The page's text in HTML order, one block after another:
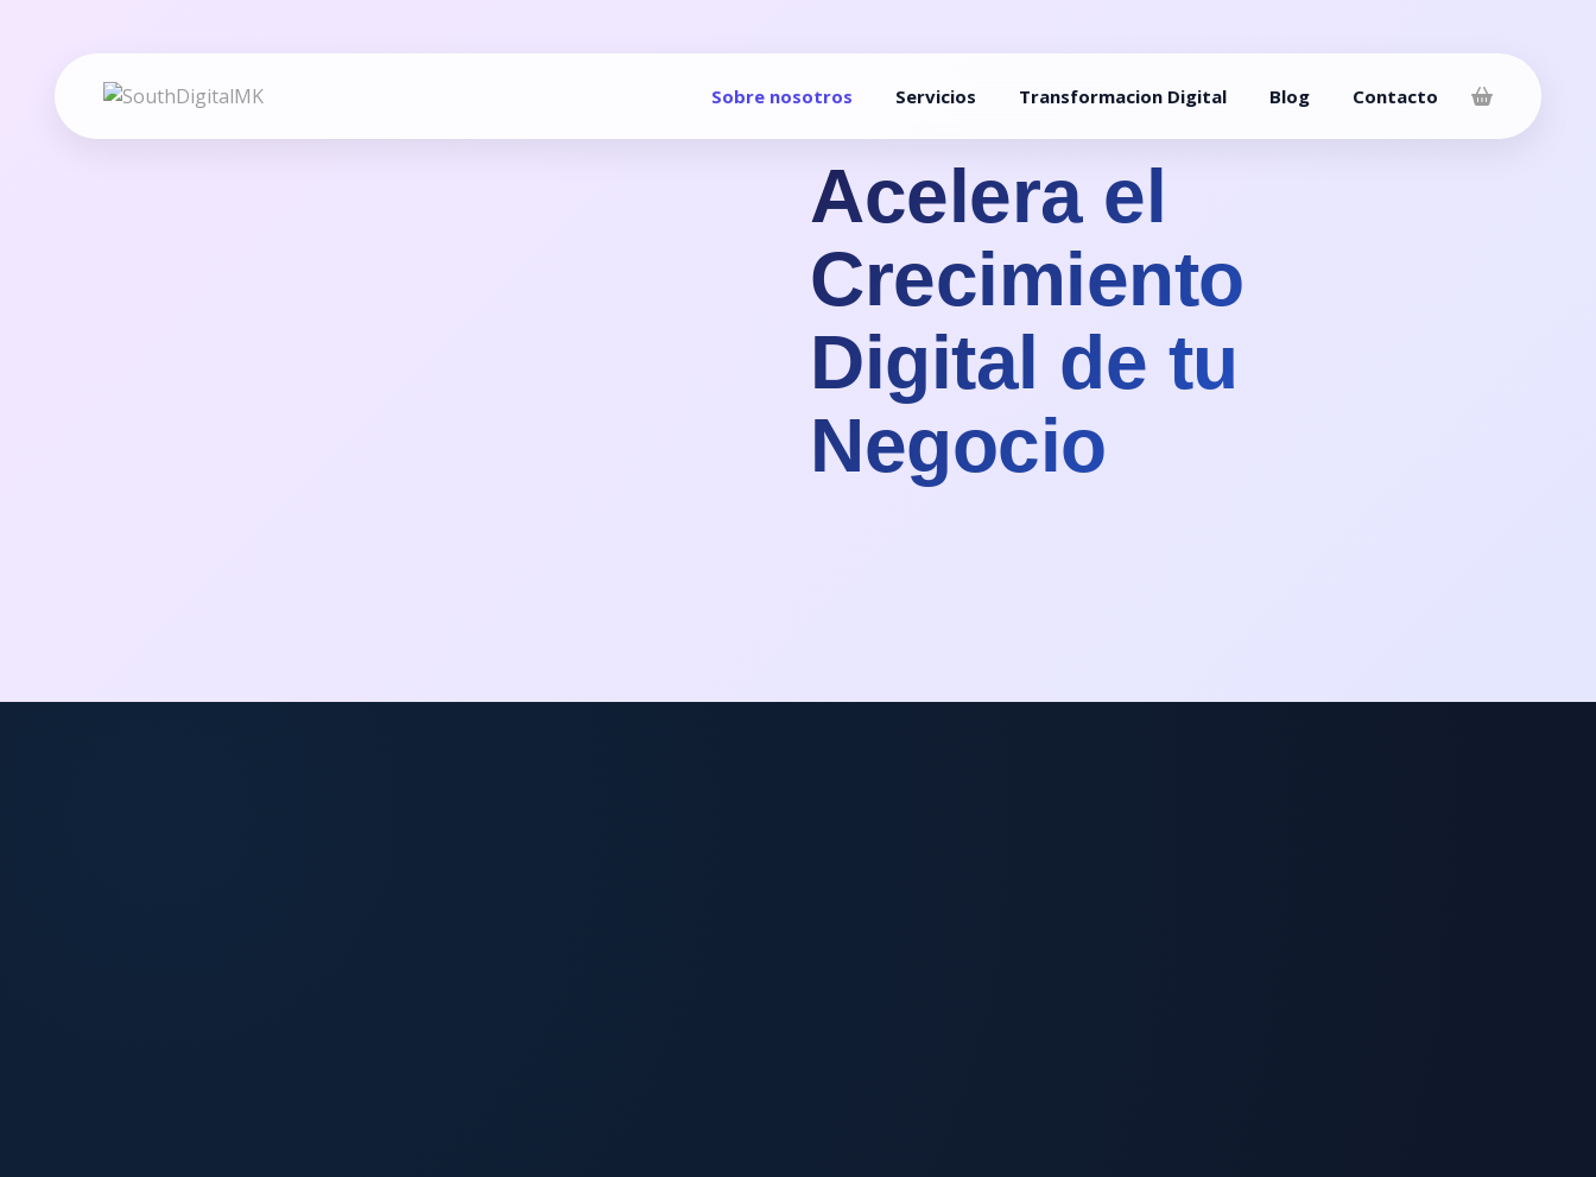
Sobre nosotros Servicios Transformacion Digital Blog Contacto
Acelera el
Crecimiento
Digital de tu
Negocio